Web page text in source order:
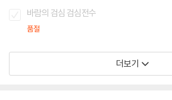
바람의 검심 검심전수
품절
더보기